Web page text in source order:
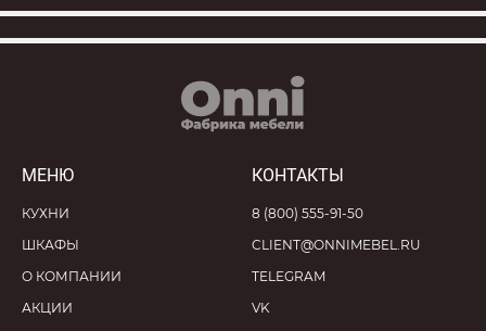
МЕНЮ
КУХНИ
ШКАФЫ
О КОМПАНИИ
АКЦИИ
КОНТАКТЫ
8 (800) 555-91-50
CLIENT@ONNIMEBEL.RU
TELEGRAM
VK